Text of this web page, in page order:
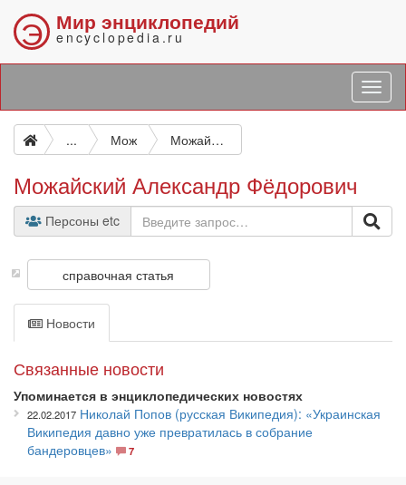
Э Мир энциклопедий
encyclopedia.ru
... Мож Можайский Александр Фёдорович
Можайский Александр Фёдорович
Персоны etc
справочная статья
Новости
Связанные новости
Упоминается в энциклопедических новостях
22.02.2017 Николай Попов (русская Википедия): «Украинская
Википедия давно уже превратилась в собрание
бандеровцев»
7